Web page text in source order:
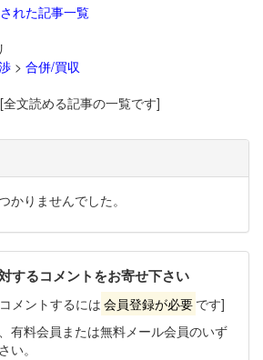
れた記事一覧
> 合併/買収
[全文読める記事の一覧です]
かりませんでした。
するコメントをお寄せ下さい
メントするには 会員登録が必要 です]
有料会員または無料メール会員のいず
い。